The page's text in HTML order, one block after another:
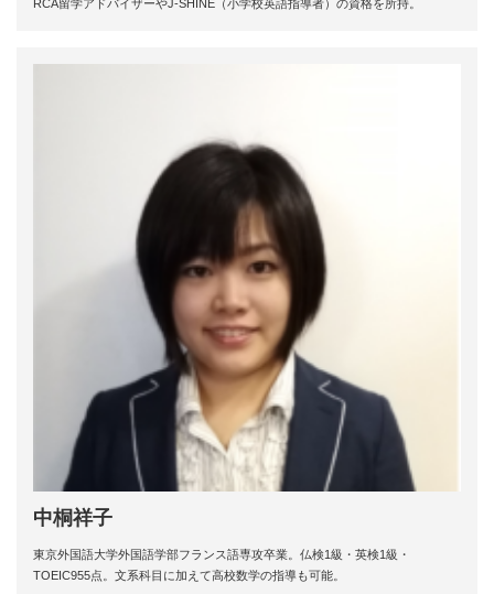
RCA留学アドバイザーやJ-SHINE（小学校英語指導者）の資格を所持。
中桐祥子
東京外国語大学外国語学部フランス語専攻卒業。仏検1級・英検1級・
TOEIC955点。文系科目に加えて高校数学の指導も可能。